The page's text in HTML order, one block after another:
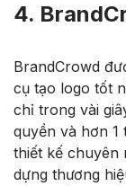
4.
BrandCrowd
cụ tạo logo tốt
chỉ trong vài
quyền và hơn 1
thiết kế chuyên
dựng thương